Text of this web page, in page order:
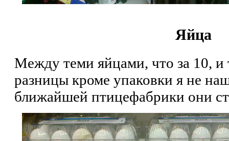
Яйца
Между теми яйцами, что за 10, и
разницы кроме упаковки я не
ближайшей птицефабрики они